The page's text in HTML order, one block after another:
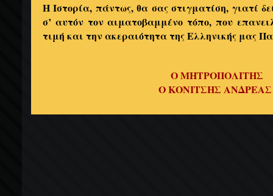
Η Ιστορία, πάντως, θα σας στιγματίση, γιατί
σ’ αυτόν τον αιματοβαμμένο τόπο, που
τιμή και την ακεραιότητα της Ελληνικής μας
Ο ΜΗΤΡΟΠΟΛΙΤΗΣ
Ο ΚΟΝΙΤΣΗΣ